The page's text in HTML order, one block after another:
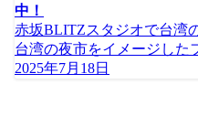
中！
赤坂BLITZスタジオで台湾
台湾の夜市をイメージした
2025年7月18日